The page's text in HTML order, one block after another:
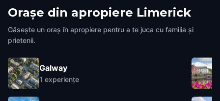
Orașe din apropiere Limerick
Găsește un oraș în apropiere pentru a te juca cu familia și
prietenii.
Galway
1 experiențe